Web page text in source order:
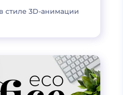
стиле 3D-анимации